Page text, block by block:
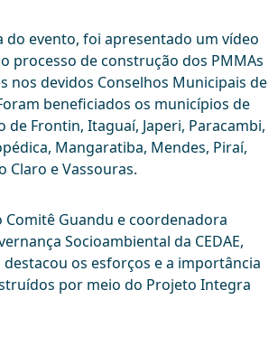
do evento, foi apresentado um vídeo
processo de construção dos PMMAs
nos devidos Conselhos Municipais de
beneficiados os municípios de
de Frontin, Itaguaí, Japeri, Paracambi,
Mangaratiba, Mendes, Piraí,
Claro e Vassouras.
Guandu e coordenadora
Socioambiental da CEDAE,
os esforços e a importância
por meio do Projeto Integra